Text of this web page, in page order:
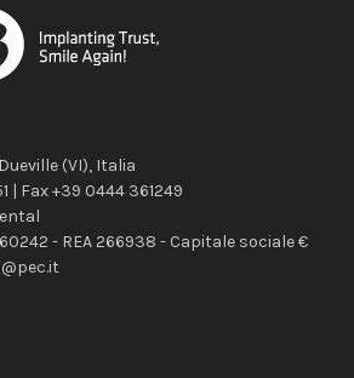
(VI), Italia
| Fax+39 0444 361249
- REA 266938 - Capitale sociale €